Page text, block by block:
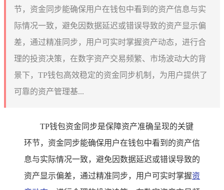
节，资金同步能确保用户在钱包中看到的资产信息与实
际情况一致，避免因数据延迟或错误导致的资产显示偏
差，通过精准同步，用户可实时掌握资产动态，进行合
理的投资决策，在数字资产交易频繁、市场波动大的背
景下，TP钱包高效稳定的资金同步机制，为用户提供了
可靠的资产管理基...
TP钱包资金同步是保障资产准确呈现的关键
环节，资金同步能确保用户在钱包中看到的资产信
息与实际情况一致，避免因数据延迟或错误导致的
资产显示偏差，通过精准同步，用户可实时掌握资